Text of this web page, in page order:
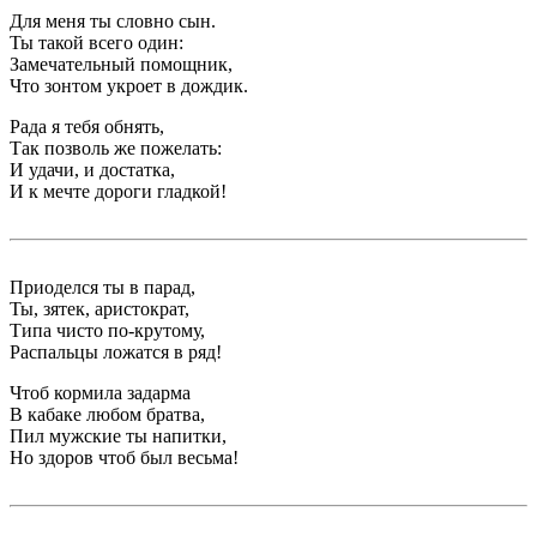
Для меня ты словно сын.
Ты такой всего один:
Замечательный помощник,
Что зонтом укроет в дождик.
Рада я тебя обнять,
Так позволь же пожелать:
И удачи, и достатка,
И к мечте дороги гладкой!
Приоделся ты в парад,
Ты, зятек, аристократ,
Типа чисто по-крутому,
Распальцы ложатся в ряд!
Чтоб кормила задарма
В кабаке любом братва,
Пил мужские ты напитки,
Но здоров чтоб был весьма!